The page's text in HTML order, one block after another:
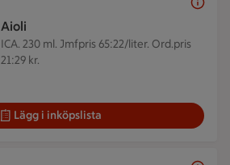
Aioli
ICA. 230 ml. Jmfpris 65:22/liter. Ord.pris
21:29 kr.
Lägg i inköpslista